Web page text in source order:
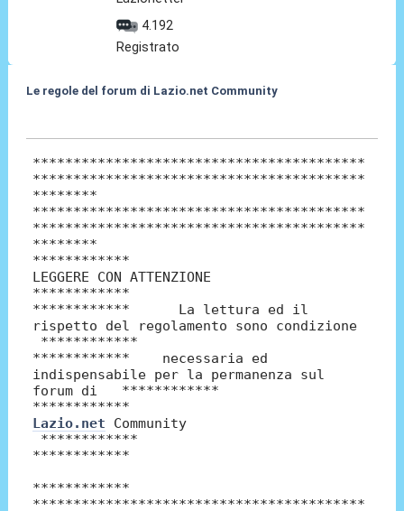
4.192
Registrato
Le regole del forum di Lazio.net Community
*****************************************
*****************************************
********
*****************************************
*****************************************
********
************
LEGGERE CON ATTENZIONE
************
************ La lettura ed il
rispetto del regolamento sono condizione
************
************ necessaria ed
indispensabile per la permanenza sul
forum di ************
************
Lazio.net Community
************
************
************
*****************************************